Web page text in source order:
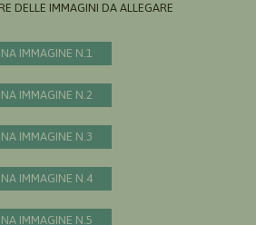
DELLE IMMAGINI DA ALLEGARE AL
IMMAGINE N.1
IMMAGINE N.2
IMMAGINE N.3
IMMAGINE N.4
IMMAGINE N.5